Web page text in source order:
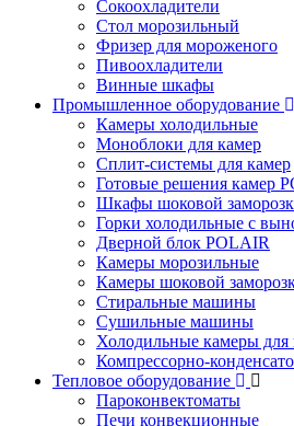
Сокоохладители
Стол морозильный
Фризер для мороженого
Пивоохладители
Винные шкафы
Промышленное оборудование
Камеры холодильные
Моноблоки для камер
Сплит-системы для камер
Готовые решения камер
Шкафы шоковой
Горки холодильные с
Дверной блок POLAIR
Камеры морозильные
Камеры шоковой
Стиральные машины
Сушильные машины
Холодильные камеры для
Компрессорно-
Тепловое оборудование
Пароконвектоматы
Печи конвекционные